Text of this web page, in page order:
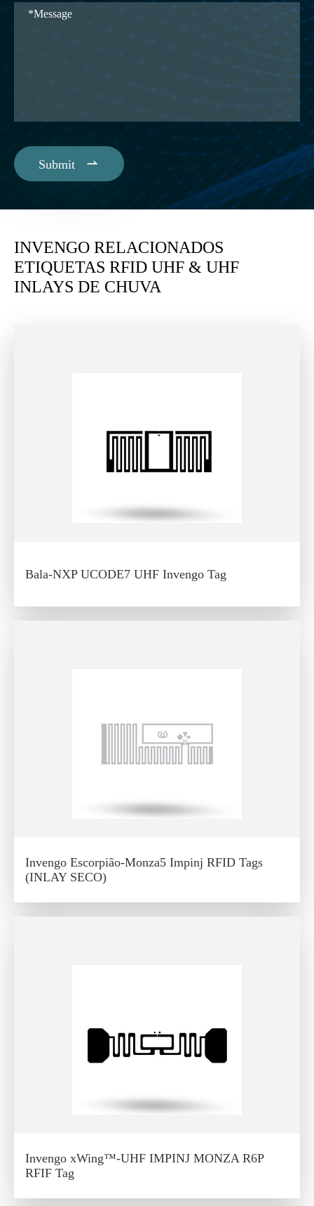
Submit 
INVENGO RELACIONADOS
ETIQUETAS RFID UHF & UHF
INLAYS DE CHUVA
Bala-NXP UCODE7 UHF Invengo Tag
Invengo Escorpião-Monza5 Impinj RFID Tags
(INLAY SECO)
Invengo xWing™-UHF IMPINJ MONZA R6P
RFIF Tag